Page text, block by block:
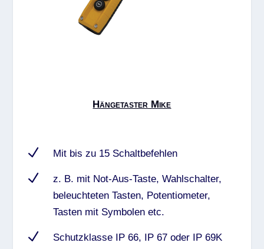
Hängetaster Mike
N Mit bis zu 15 Schaltbefehlen
N
z. B. mit Not-Aus-Taste, Wahlschalter,
beleuchteten Tasten, Potentiometer,
Tasten mit Symbolen etc.
N Schutzklasse IP 66, IP 67 oder IP 69K